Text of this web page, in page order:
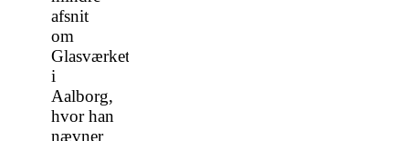
afsnit
om
Glasværket
i
Aalborg,
hvor han
nævner